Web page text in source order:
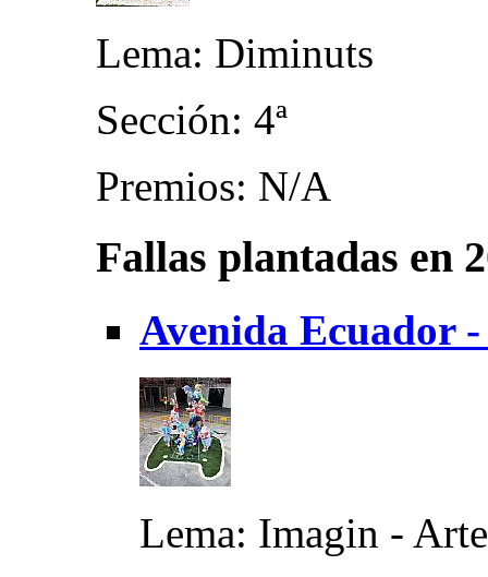
Lema: Diminuts
Sección: 4ª
Premios: N/A
Fallas plantadas en
Avenida Ecuador
Lema: Imagin - Arte